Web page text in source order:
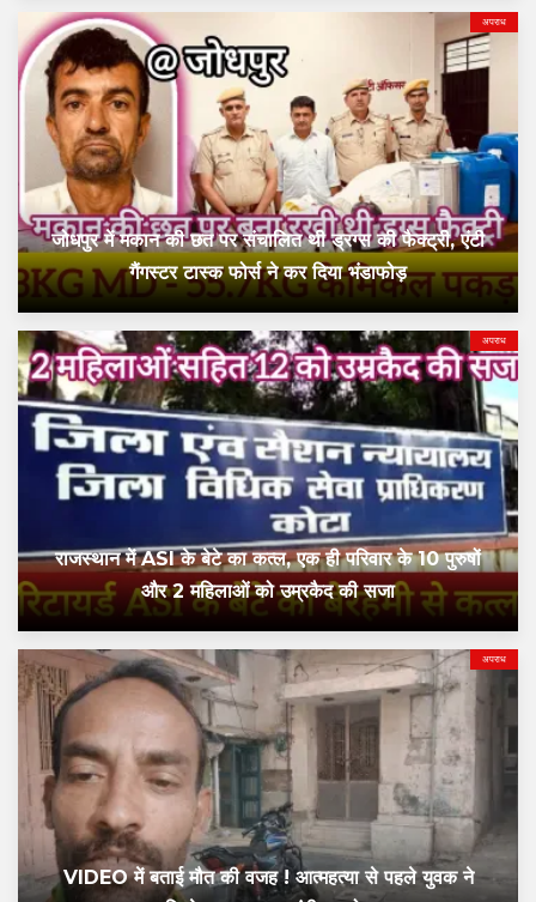
अपराध
जोधपुर में मकान की छत पर संचालित थी ड्रग्स की फैक्ट्री, एंटी
गैंगस्टर टास्क फोर्स ने कर दिया भंडाफोड़
अपराध
राजस्थान में ASI के बेटे का कत्ल, एक ही परिवार के 10 पुरुषों
और 2 महिलाओं को उम्रकैद की सजा
अपराध
VIDEO में बताई मौत की वजह ! आत्महत्या से पहले युवक ने